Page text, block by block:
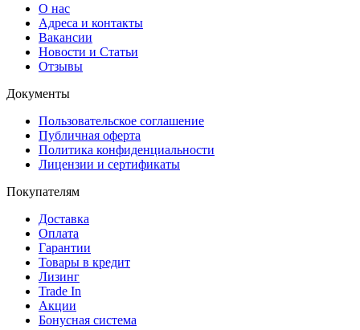
О нас
Адреса и контакты
Вакансии
Новости и Статьи
Отзывы
Документы
Пользовательское соглашение
Публичная оферта
Политика конфиденциальности
Лицензии и сертификаты
Покупателям
Доставка
Оплата
Гарантии
Товары в кредит
Лизинг
Trade In
Акции
Бонусная система